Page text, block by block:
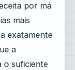
por má
mais
exatamente
a
o suficiente